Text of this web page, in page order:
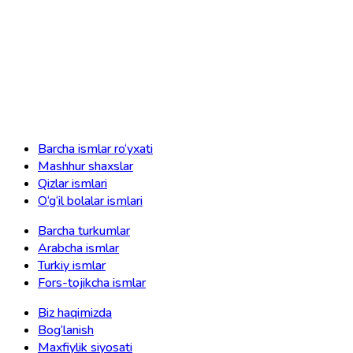
Barcha ismlar ro‘yxati
Mashhur shaxslar
Qizlar ismlari
O‘g‘il bolalar ismlari
Barcha turkumlar
Arabcha ismlar
Turkiy ismlar
Fors-tojikcha ismlar
Biz haqimizda
Bog‘lanish
Maxfiylik siyosati